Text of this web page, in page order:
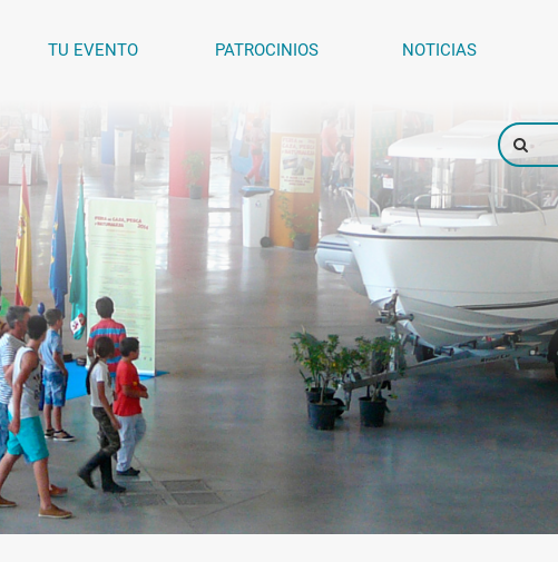
TU EVENTO PATROCINIOS NOTICIAS